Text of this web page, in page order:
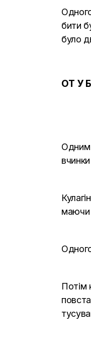
бити
було
ОТ У
Одним
маючи
Потім